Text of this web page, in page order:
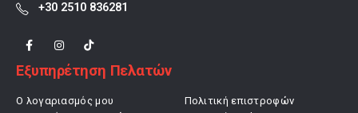
+30 2510 836281
Εξυπηρέτηση Πελατών
Ο λογαριασμός μου
Πολιτική επιστροφών